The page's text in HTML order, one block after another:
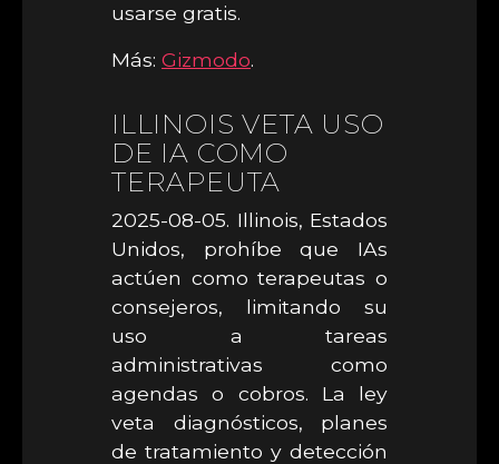
usarse gratis.
Más: Gizmodo.
ILLINOIS VETA USO
DE IA COMO
TERAPEUTA
2025-08-05. Illinois, Estados
Unidos, prohíbe que IAs
actúen como terapeutas o
consejeros, limitando su
uso a tareas
administrativas como
agendas o cobros. La ley
veta diagnósticos, planes
de tratamiento y detección